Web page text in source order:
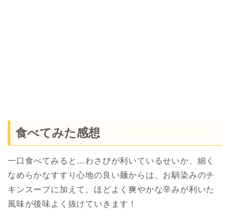
食べてみた感想
一口食べてみると…わさびが利いているせいか、細く
なめらかなすすり心地の良い麺からは、お馴染みのチ
キンスープに加えて、ほどよく爽やかな辛みが利いた
風味が後味よく抜けていきます！